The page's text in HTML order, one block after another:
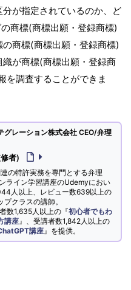
が指定されているのか、ど
商標(商標出願・登録商標)
商標(商標出願・登録商標)
が商標(商標出願・登録商
を調査することができま
グレーション株式会社 CEO/弁理
者)
の特許実務を専門とする弁理
ライン学習講座のUdemyにおい
人以上、レビュー数639以上の
クラスの講師。
数1,635人以上の『初心者でもわ
講座 』、受講者数1,842人以上の
講座 』を提供。